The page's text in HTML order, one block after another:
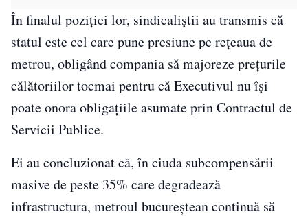
În finalul poziției lor, sindicaliștii au transmis că
statul este cel care pune presiune pe rețeaua de
metrou, obligând compania să majoreze prețurile
călătoriilor tocmai pentru că Executivul nu își
poate onora obligațiile asumate prin Contractul de
Servicii Publice.
Ei au concluzionat că, în ciuda subcompensării
masive de peste 35% care degradează
infrastructura, metroul bucureștean continuă să